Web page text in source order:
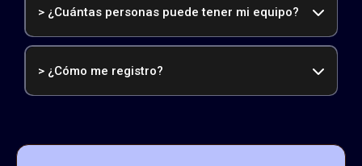
> ¿Cuántas personas puede tener mi equipo?
> ¿Cómo me registro?